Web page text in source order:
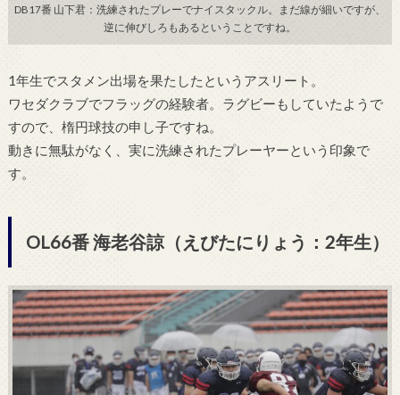
DB17番 山下君：洗練されたプレーでナイスタックル。まだ線が細いですが、
逆に伸びしろもあるということですね。
1年生でスタメン出場を果たしたというアスリート。
ワセダクラブでフラッグの経験者。 ラグビーもしていたようで
すので、楕円球技の申し子ですね。
動きに無駄がなく、実に洗練されたプレーヤーという印象で
す。
OL66番 海老谷諒（えびたにりょう：2年生）